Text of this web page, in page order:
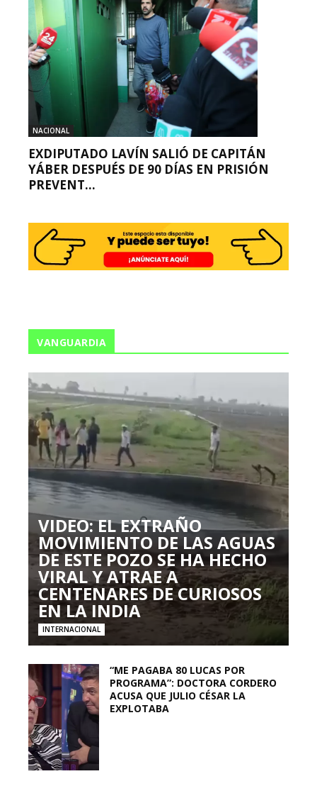
NACIONAL
EXDIPUTADO LAVÍN SALIÓ DE CAPITÁN
YÁBER DESPUÉS DE 90 DÍAS EN PRISIÓN
PREVENT...
VANGUARDIA
VIDEO: EL EXTRAÑO
MOVIMIENTO DE LAS AGUAS
DE ESTE POZO SE HA HECHO
VIRAL Y ATRAE A
CENTENARES DE CURIOSOS
EN LA INDIA
INTERNACIONAL
“ME PAGABA 80 LUCAS POR
PROGRAMA”: DOCTORA CORDERO
ACUSA QUE JULIO CÉSAR LA
EXPLOTABA